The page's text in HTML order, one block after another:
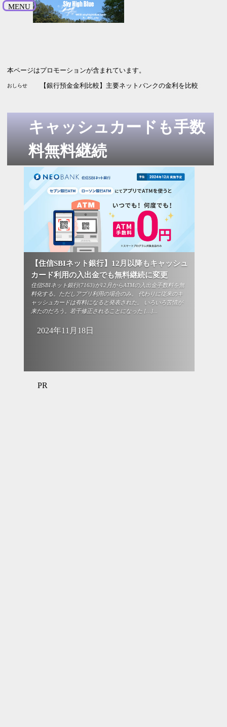
MENU
本ページはプロモーションが含まれています。
おしらせ 【SBI新生銀行】引っ越し受付中 最大5.2万円プレゼント 9
【株主優待2026】イーサポートリンクから毎年楽しみのあれ
【銀行預金金利比較】主要ネットバンクの金利を比較 2026
キャッシュカードも手数
料無料継続
【住信SBIネット銀行】12月以降もキャッシュ
カード利用の入出金でも無料継続に変更
住信SBIネット銀行(7163)が12月からATMの入出金手数料を無
料化する。ただしアプリ利用の場合のみ。 代わりに従来のキ
ャッシュカードは有料になると発表された。 いろいろ苦情が
来たのだろう。若干修正されることになった […]...
2024年11月18日
PR